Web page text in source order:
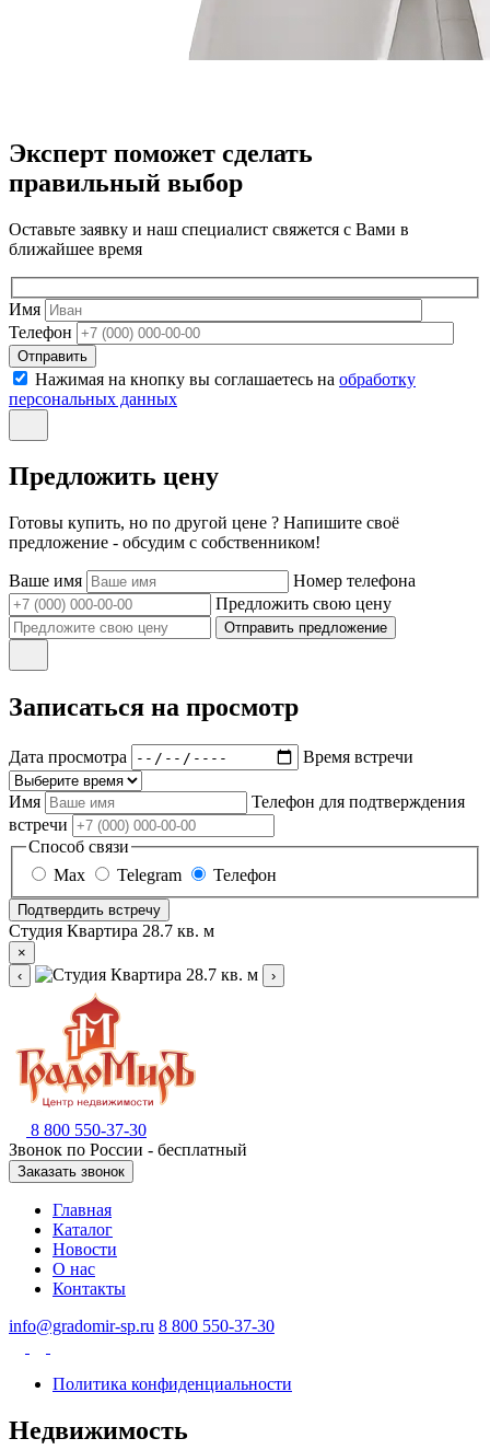
Эксперт поможет сделать
правильный выбор
Оставьте заявку и наш специалист свяжется с Вами в
ближайшее время
Имя
Телефон
Отправить
Нажимая на кнопку вы соглашаетесь на обработку
персональных данных
Предложить цену
Готовы купить, но по другой цене ? Напишите своё
предложение - обсудим с собственником!
Ваше имя
Номер телефона
Предложить свою цену
Отправить предложение
Записаться на просмотр
Дата просмотра Время встречи
Имя
Телефон для подтверждения
встречи
Способ связи
Max
Telegram Телефон
Подтвердить встречу
Студия Квартира 28.7 кв. м
×
‹
›
8 800 550-37-30
Звонок по России - бесплатный
Заказать звонок
Главная
Каталог
Новости
О нас
Контакты
info@gradomir-sp.ru 8 800 550-37-30
Политика конфиденциальности
Недвижимость